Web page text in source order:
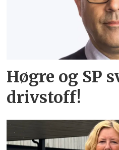
Høgre og SP
drivstoff!